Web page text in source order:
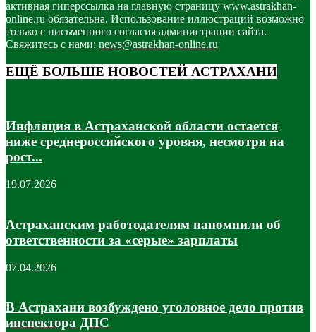
активная гиперссылка на главную страницу www.astrakhan-
online.ru обязательна. Использование иллюстраций возможно
только с письменного согласия администрации сайта.
Свяжитесь с нами: news@astrakhan-online.ru
ЕЩЁ БОЛЬШЕ НОВОСТЕЙ АСТРАХАНИ
Инфляция в Астраханской области остается
ниже среднероссийского уровня, несмотря на
рост...
19.07.2026
Астраханским работодателям напомнили об
ответственности за «серые» зарплаты
07.04.2026
В Астрахани возбуждено уголовное дело против
инспектора ДПС